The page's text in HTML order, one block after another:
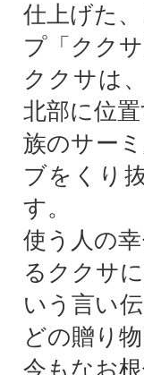
仕上げた
プ「クク
ククサは
北部に位
族のサー
ブをくり
す。
使う人の
るククサ
いう言い
どの贈り
今もなお